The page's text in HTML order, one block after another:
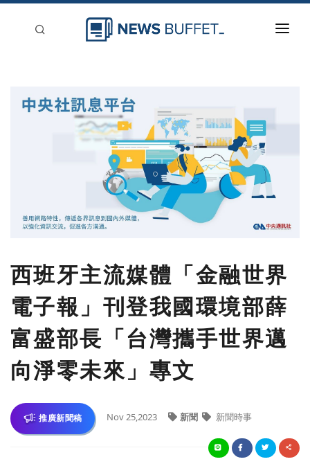
西班牙主流媒體「金融世界
電子報」刊登我國環境部薛
富盛部長「台灣攜手世界邁
向淨零未來」專文
推廣新聞稿 Nov 25,2023 新聞 新聞時事